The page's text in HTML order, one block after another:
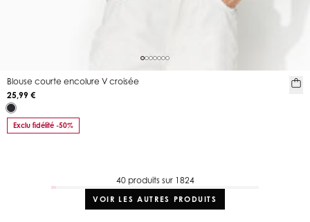
Blouse courte encolure V croisée
25,99 €
Exclu fidélité -50%
40 produits sur 1824
VOIR LES AUTRES PRODUITS